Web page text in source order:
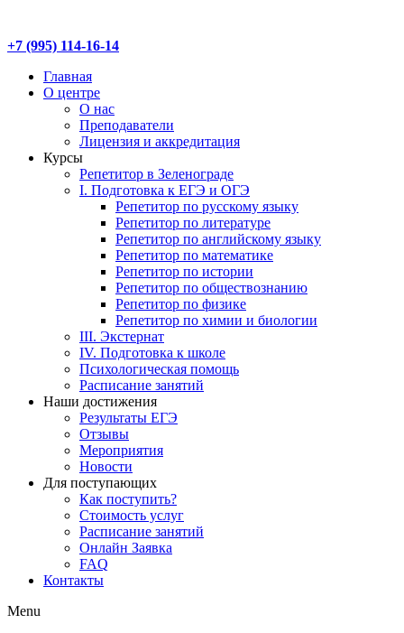
+7 (995) 114-16-14
Главная
О центре
О нас
Преподаватели
Лицензия и аккредитация
Курсы
Репетитор в Зеленограде
I. Подготовка к ЕГЭ и ОГЭ
Репетитор по русскому языку
Репетитор по литературе
Репетитор по английскому языку
Репетитор по математике
Репетитор по истории
Репетитор по обществознанию
Репетитор по физике
Репетитор по химии и биологии
III. Экстернат
IV. Подготовка к школе
Психологическая помощь
Расписание занятий
Наши достижения
Результаты ЕГЭ
Отзывы
Мероприятия
Новости
Для поступающих
Как поступить?
Стоимость услуг
Расписание занятий
Онлайн Заявка
FAQ
Контакты
Menu